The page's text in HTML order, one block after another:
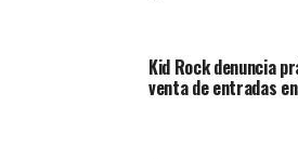
Kid Rock denuncia
venta de entradas